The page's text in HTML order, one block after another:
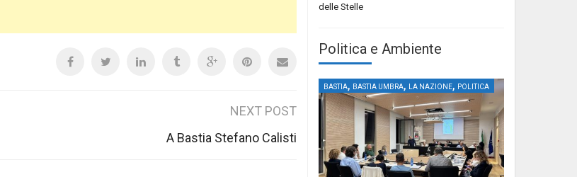
NEXT POST
A Bastia Stefano Calisti
delle Stelle
Politica e Ambiente
BASTIA, BASTIA UMBRA, LA NAZIONE, POLITICA